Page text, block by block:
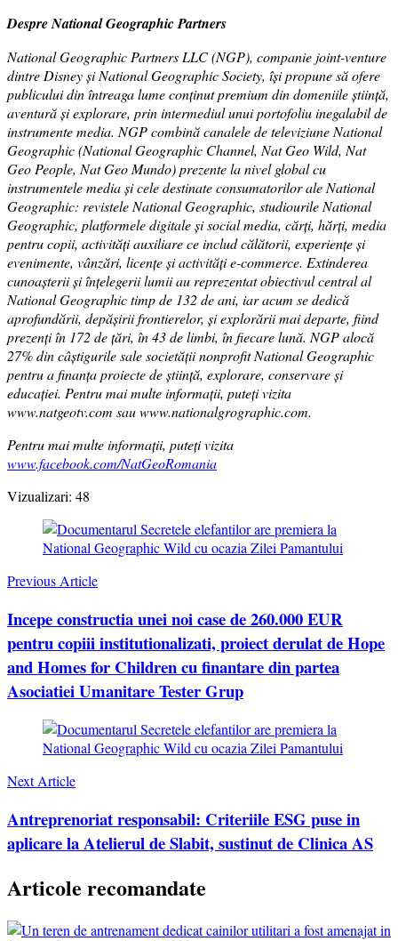
Despre National Geographic Partners
National Geographic Partners LLC (NGP), companie joint-venture
dintre Disney și National Geographic Society, își propune să ofere
publicului din întreaga lume conținut premium din domeniile știință,
aventură și explorare, prin intermediul unui portofoliu inegalabil de
instrumente media. NGP combină canalele de televiziune National
Geographic (National Geographic Channel, Nat Geo Wild, Nat
Geo People, Nat Geo Mundo) prezente la nivel global cu
instrumentele media și cele destinate consumatorilor ale National
Geographic: revistele National Geographic, studiourile National
Geographic, platformele digitale și social media, cărți, hărți, media
pentru copii, activități auxiliare ce includ călătorii, experiențe și
evenimente, vânzări, licențe și activități e-commerce. Extinderea
cunoașterii și înțelegerii lumii au reprezentat obiectivul central al
National Geographic timp de 132 de ani, iar acum se dedică
aprofundării, depășirii frontierelor, și explorării mai departe, fiind
prezenți în 172 de țări, în 43 de limbi, în fiecare lună. NGP alocă
27% din câștigurile sale societății nonprofit National Geographic
pentru a finanța proiecte de știință, explorare, conservare și
educației. Pentru mai multe informații, puteți vizita
www.natgeotv.com sau www.nationalgrographic.com.
Pentru mai multe informații, puteți vizita
www.facebook.com/NatGeoRomania
Vizualizari: 48
Post
Navigation
Previous Article
Incepe constructia unei noi case de 260.000 EUR
pentru copiii institutionalizati, proiect derulat de Hope
and Homes for Children cu finantare din partea
Asociatiei Umanitare Tester Grup
Next Article
Antreprenoriat responsabil: Criteriile ESG puse in
aplicare la Atelierul de Slabit, sustinut de Clinica AS
Articole recomandate